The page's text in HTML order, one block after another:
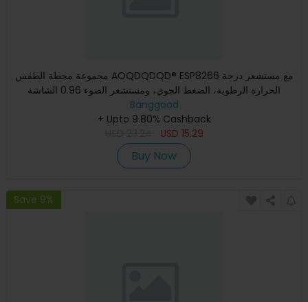
مجموعة محطة الطقس AOQDQDQD® ESP8266 مع مستشعر درجة
الحرارة الرطوبة، الضغط الجوي، ومستشعر الضوء 0.96 الشاشة
لواجهة برمجة
Banggood
+ Upto 9.80% Cashback
USD 15.29
Buy Now
Save 9%